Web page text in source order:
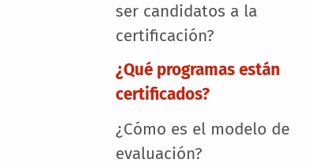
ser candidatos a la
certificación?
¿Qué programas están
certificados?
¿Cómo es el modelo de
evaluación?